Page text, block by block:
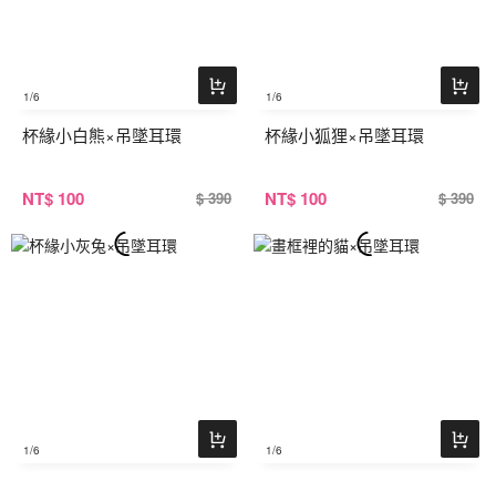
1/6
杯緣小白熊×吊墜耳環
NT$ 100 $ 390
1/6
杯緣小狐狸×吊墜耳環
NT$ 100 $ 390
1/6 1/6